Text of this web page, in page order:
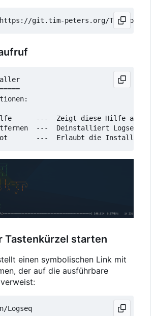
git.tim-peters.org/Tim/
---  Zeigt diese Hilfe an
---  Deinstalliert Logseq
Tastenkürzel starten
einen symbolischen Link mit
der auf die ausführbare